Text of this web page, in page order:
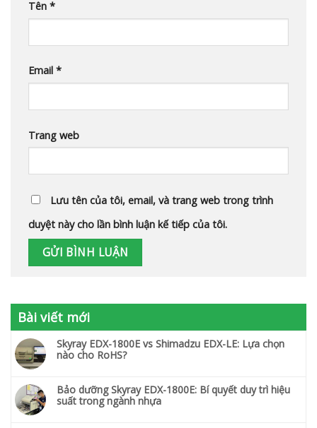
Tên *
Email *
Trang web
Lưu tên của tôi, email, và trang web trong trình
duyệt này cho lần bình luận kế tiếp của tôi.
Bài viết mới
Skyray EDX-1800E vs Shimadzu EDX-LE: Lựa chọn
nào cho RoHS?
Bảo dưỡng Skyray EDX-1800E: Bí quyết duy trì hiệu
suất trong ngành nhựa